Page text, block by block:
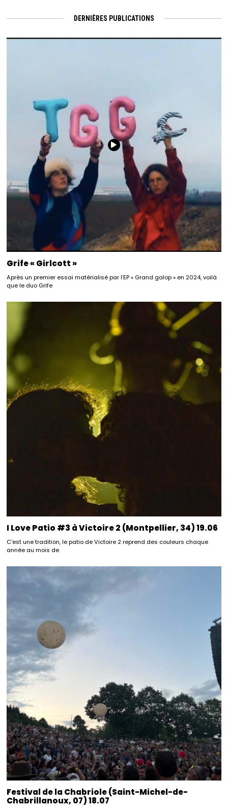
DERNIÈRES PUBLICATIONS
Grife « Girlcott »
Après un premier essai matérialisé par l’EP « Grand galop » en 2024, voilà
que le duo Grife
I Love Patio #3 à Victoire 2 (Montpellier, 34) 19.06
C’est une tradition, le patio de Victoire 2 reprend des couleurs chaque
année au mois de
Festival de la Chabriole (Saint-Michel-de-
Chabrillanoux, 07) 18.07